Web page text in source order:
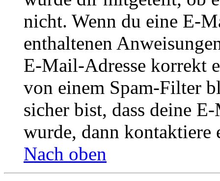
nicht. Wenn du eine E-
enthaltenen
E-Mail-Adresse korrekt
von einem Spam-Filter
sicher bist, dass deine
wurde, dann kontaktiere
Nach oben